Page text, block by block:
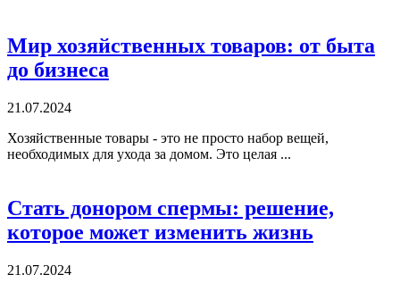
Мир хозяйственных товаров: от быта
до бизнеса
21.07.2024
Хозяйственные товары - это не просто набор вещей,
необходимых для ухода за домом. Это целая ...
Стать донором спермы: решение,
которое может изменить жизнь
21.07.2024